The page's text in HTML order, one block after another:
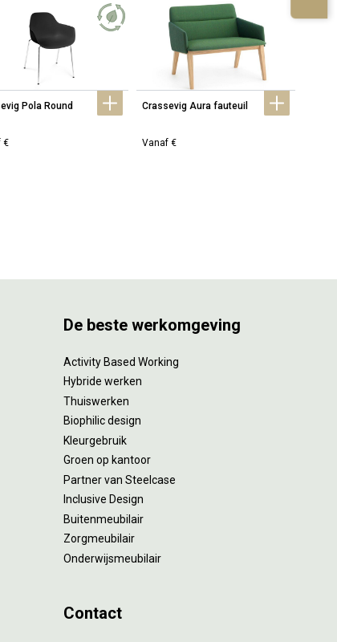
Pola Round
€
Crassevig Aura fauteuil
Vanaf €
De beste werkomgeving
Activity Based Working
Hybride werken
Thuiswerken
Biophilic design
Kleurgebruik
Groen op kantoor
Partner van Steelcase
Inclusive Design
Buitenmeubilair
Zorgmeubilair
Onderwijsmeubilair
Contact